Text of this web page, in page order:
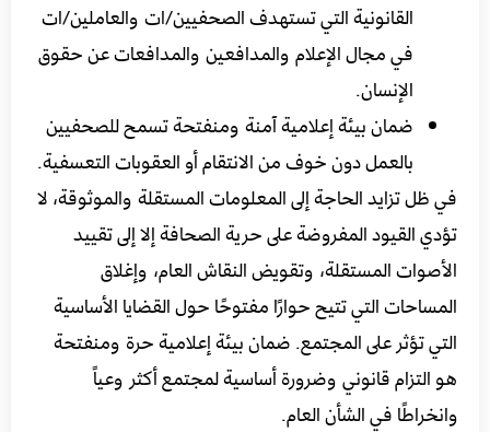
القانونية التي تستهدف الصحفيين/ات والعاملين/ات
في مجال الإعلام والمدافعين والمدافعات عن حقوق
الإنسان.
ضمان بيئة إعلامية آمنة ومنفتحة تسمح للصحفيين
بالعمل دون خوف من الانتقام أو العقوبات التعسفية.
في ظل تزايد الحاجة إلى المعلومات المستقلة والموثوقة، لا
تؤدي القيود المفروضة على حرية الصحافة إلا إلى تقييد
الأصوات المستقلة، وتقويض النقاش العام، وإغلاق
المساحات التي تتيح حوارًا مفتوحًا حول القضايا الأساسية
التي تؤثر على المجتمع. ضمان بيئة إعلامية حرة ومنفتحة
هو التزام قانوني وضرورة أساسية لمجتمع أكثر وعياً
وانخراطًا في الشأن العام.